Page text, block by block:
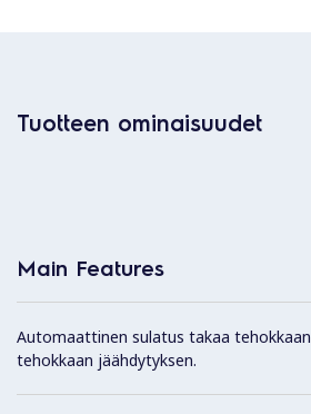
Tuotteen ominaisuudet
Main Features
Automaattinen sulatus takaa tehokkaan
tehokkaan jäähdytyksen.